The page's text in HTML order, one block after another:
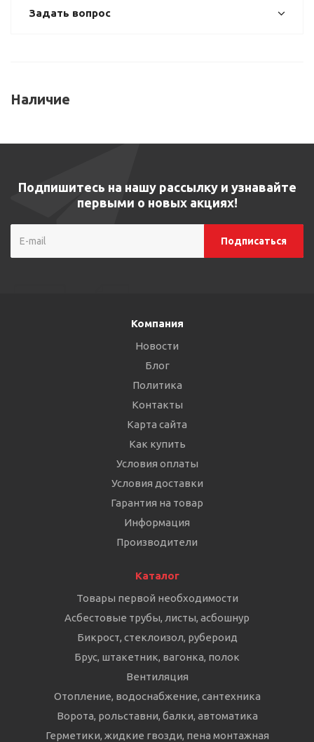
Задать вопрос
Наличие
Подпишитесь на нашу рассылку и узнавайте
первыми о новых акциях!
Компания
Новости
Блог
Политика
Контакты
Карта сайта
Как купить
Условия оплаты
Условия доставки
Гарантия на товар
Информация
Производители
Каталог
Товары первой необходимости
Асбестовые трубы, листы, асбошнур
Бикрост, стеклоизол, рубероид
Брус, штакетник, вагонка, полок
Вентиляция
Отопление, водоснабжение, сантехника
Ворота, рольставни, балки, автоматика
Герметики, жидкие гвозди, пена монтажная